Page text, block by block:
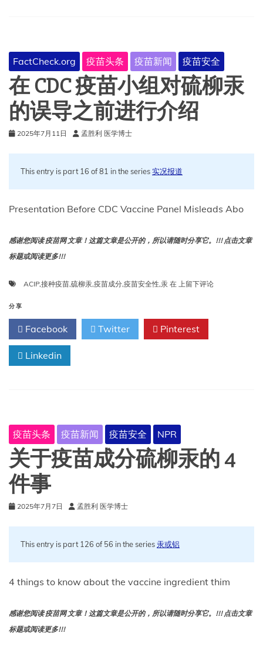
行
业
偏
见？
FactCheck.org 疫苗头条 疫苗新闻 疫苗安全
在 CDC 疫苗小组对硫柳汞
的误导之前进行介绍
2025年7月11日 孟胜利 医学博士
This entry is part 16 of 81 in the series实况报道
Presentation Before CDC Vaccine Panel Misleads Abo
感谢您阅读 疫苗网 文章！这篇文章是公开的，所以请随时分享它。!!! 点击文章
标题或阅读更多!!!
ACIP,接种疫苗,硫柳汞,疫苗成分,疫苗安全性,汞 在 在
苗
小
组
导
前
进
上留下评论
分享
Facebook Twitter Pinterest
Linkedin
疫苗头条 疫苗新闻 疫苗安全 NPR
关于疫苗成分硫柳汞的 4
件事
2025年7月7日 孟胜利 医学博士
This entry is part 126 of 56 in the series汞或铝
4 things to know about the vaccine ingredient thim
感谢您阅读 疫苗网 文章！这篇文章是公开的，所以请随时分享它。!!! 点击文章
标题或阅读更多!!!